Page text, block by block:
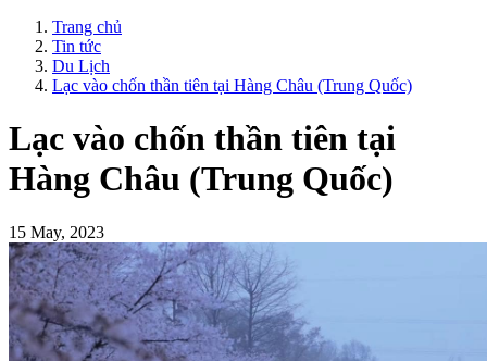
Trang chủ
Tin tức
Du Lịch
Lạc vào chốn thần tiên tại Hàng Châu (Trung Quốc)
Lạc vào chốn thần tiên tại
Hàng Châu (Trung Quốc)
15 May, 2023